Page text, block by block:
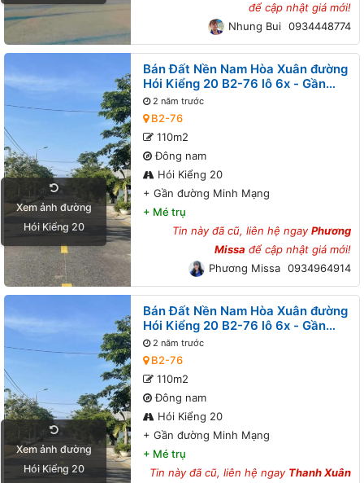
để cập nhật giá mới!
Nhung Bui 0934448774
Xem ảnh đường
Hói Kiểng 20
Bán Đất Nền Nam Hòa Xuân đường
Hói Kiểng 20 B2-76 lô 6x - Gần
đường Minh Mạng
2 năm trước
B2-76
110m2
Đông nam
Hói Kiểng 20
+ Gần đường Minh Mạng
+ Mé trụ
Tin này đã cũ, liên hệ ngayPhương
Missa để cập nhật giá mới!
Phương Missa 0934964914
Xem ảnh đường
Hói Kiểng 20
Bán Đất Nền Nam Hòa Xuân đường
Hói Kiểng 20 B2-76 lô 6x - Gần
đường Minh Mạng
2 năm trước
B2-76
110m2
Đông nam
Hói Kiểng 20
+ Gần đường Minh Mạng
+ Mé trụ
Tin này đã cũ, liên hệ ngay Thanh Xuân